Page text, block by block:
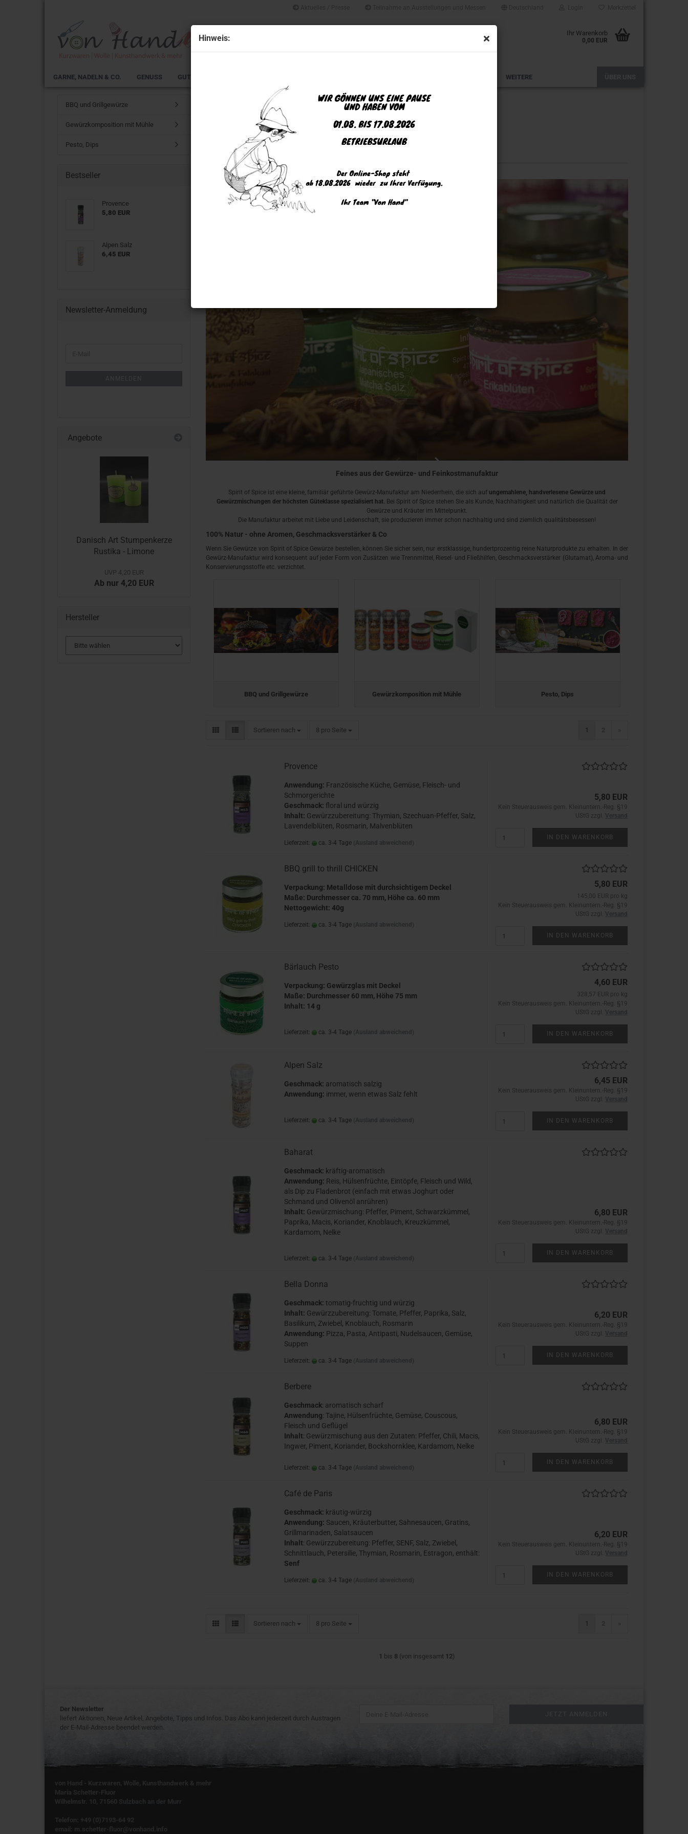
Hinweis:
Ihr Warenkorb
0,00 EUR
GARNE, NADELN & CO. GENUSS GUTSCHEINE WEITERE
Genuss » Spirit of Spice
Spirit of Spice
Feines aus der Gewürze- und Feinkostmanufaktur
Spirit of Spice ist eine kleine, familiär geführte Gewürz-Manufaktur am Niederrhein, die sich auf ungemahlene, handverlesene Gewürze und
Gewürzmischungen der höchsten Güteklasse spezialisiert hat. Bei Spirit of Spice stehen Sie als Kunde, Nachhaltigkeit und natürlich die Qualität der
Gewürze und Kräuter im Mittelpunkt.
Die Manufaktur arbeitet mit Liebe und Leidenschaft, sie produzieren immer schon nachhaltig und sind ziemlich qualitätsbesessen!
100% Natur - ohne Aromen, Geschmacksverstärker & Co
Wenn Sie Gewürze von Spirit of Spice Gewürze bestellen, können Sie sicher sein, nur erstklassige, hundertprozentig reine Naturprodukte zu erhalten. In der
Gewürz-Manufaktur wird konsequent auf jeder Form von Zusätzen wie Trennmittel, Riesel- und Fließhilfen, Geschmacksverstärker (Glutamat), Aroma- und
Konservierungsstoffe etc. verzichtet.
BBQ und Grillgewürze Gewürzkomposition mit Mühle Pesto, Dips
Sortieren nach
Sortieren nach 8 pro Seite
pro Seite 1
Provence
Anwendung: Französische Küche, Gemüse, Fleisch- und
Schmorgerichte
Geschmack: floral und würzig
Inhalt: Gewürzzubereitung: Thymian, Szechuan-Pfeffer, Salz,
Lavendelblüten, Rosmarin, Malvenblüten
Lieferzeit: ca. 3-4 Tage
5,80 EUR
Kein Steuerausweis gem. Kleinuntern.-Reg. §19
UStG zzgl.
IN DEN WARENKORB
BBQ grill to thrill CHICKEN
Verpackung: Metalldose mit durchsichtigem Deckel
Maße: Durchmesser ca. 70 mm, Höhe ca. 60 mm
Nettogewicht: 40g
Lieferzeit: ca. 3-4 Tage
5,80 EUR
145,00 EUR pro kg
Kein Steuerausweis gem. Kleinuntern.-Reg. §19
UStG zzgl.
IN DEN WARENKORB
Bärlauch Pesto
Verpackung: Gewürzglas mit Deckel
Maße: Durchmesser 60 mm, Höhe 75 mm
Inhalt: 14 g
Lieferzeit: ca. 3-4 Tage
4,60 EUR
328,57 EUR pro kg
Kein Steuerausweis gem. Kleinuntern.-Reg. §19
UStG zzgl.
IN DEN WARENKORB
Alpen Salz
Geschmack: aromatisch salzig
Anwendung: immer, wenn etwas Salz fehlt
Lieferzeit: ca. 3-4 Tage
6,45 EUR
Kein Steuerausweis gem. Kleinuntern.-Reg. §19
UStG zzgl.
IN DEN WARENKORB
Baharat
Geschmack: kräftig-aromatisch
Anwendung: Reis, Hülsenfrüchte, Eintöpfe, Fleisch und Wild,
als Dip zu Fladenbrot (einfach mit etwas Joghurt oder
Schmand und Olivenöl anrühren)
Inhalt: Gewürzmischung: Pfeffer, Piment, Schwarzkümmel,
Paprika, Macis, Koriander, Knoblauch, Kreuzkümmel,
Kardamom, Nelke
Lieferzeit: ca. 3-4 Tage
6,80 EUR
Kein Steuerausweis gem. Kleinuntern.-Reg. §19
UStG zzgl.
IN DEN WARENKORB
Bella Donna
Geschmack: tomatig-fruchtig und würzig
Inhalt: Gewürzzubereitung: Tomate, Pfeffer, Paprika, Salz,
Basilikum, Zwiebel, Knoblauch, Rosmarin
Anwendung: Pizza, Pasta, Antipasti, Nudelsaucen, Gemüse,
Suppen
Lieferzeit: ca. 3-4 Tage
6,20 EUR
Kein Steuerausweis gem. Kleinuntern.-Reg. §19
UStG zzgl.
IN DEN WARENKORB
Berbere
Geschmack: aromatisch scharf
Anwendung: Tajine, Hülsenfrüchte, Gemüse, Couscous,
Fleisch und Geflügel
Inhalt: Gewürzmischung aus den Zutaten: Pfeffer, Chili, Macis,
Ingwer, Piment, Koriander, Bockshornklee, Kardamom, Nelke
Lieferzeit: ca. 3-4 Tage
6,80 EUR
Kein Steuerausweis gem. Kleinuntern.-Reg. §19
UStG zzgl.
IN DEN WARENKORB
Café de Paris
Geschmack: kräutig-würzig
Anwendung: Saucen, Kräuterbutter, Sahnesaucen, Gratins,
Grillmarinaden, Salatsaucen
Inhalt: Gewürzzubereitung: Pfeffer, SENF, Salz, Zwiebel,
Schnittlauch, Petersilie, Thymian, Rosmarin, Estragon, enthält:
Senf
Lieferzeit: ca. 3-4 Tage
6,20 EUR
Kein Steuerausweis gem. Kleinuntern.-Reg. §19
UStG zzgl.
IN DEN WARENKORB
Sortieren nach
Sortieren nach 8 pro Seite
pro Seite 1
1 bis 8 (von insgesamt 12)
BBQ und Grillgewürze
Gewürzkomposition mit Mühle
Pesto, Dips
Bestseller
Provence
5,80 EUR
Alpen Salz
6,45 EUR
Newsletter-Anmeldung
Angebote
Danisch Art Stumpenkerze
Rustika - Limone
UVP 4,20 EUR
Ab nur 4,20 EUR
Hersteller
Der Newsletter
liefert Aktionen, Neue Artikel, Angebote, Tipps und Infos. Das Abo kann jederzeit durch Austragen
der E-Mail-Adresse beendet werden.
Sulzbach an der Murr